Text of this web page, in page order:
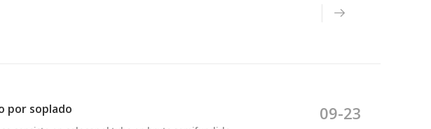
por soplado 09-23